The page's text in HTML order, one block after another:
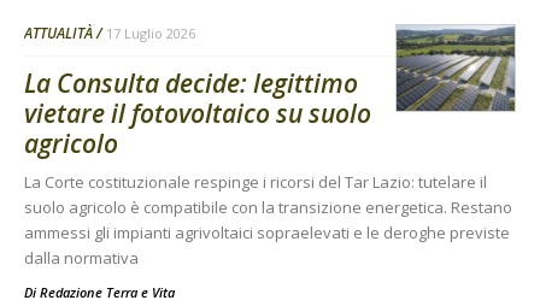
ATTUALITÀ 17 Luglio 2026
La Consulta decide: legittimo
vietare il fotovoltaico su suolo
agricolo
La Corte costituzionale respinge i ricorsi del Tar Lazio: tutelare il
suolo agricolo è compatibile con la transizione energetica. Restano
ammessi gli impianti agrivoltaici sopraelevati e le deroghe previste
dalla normativa
Di Redazione Terra e Vita